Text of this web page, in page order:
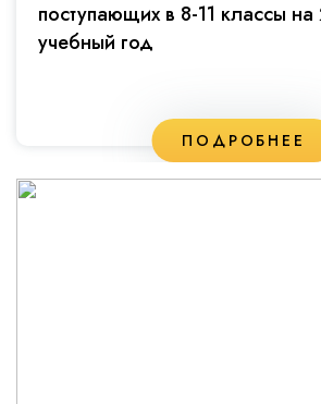
поступающих в 8-11 классы
учебный год
ПОДРОБНЕЕ